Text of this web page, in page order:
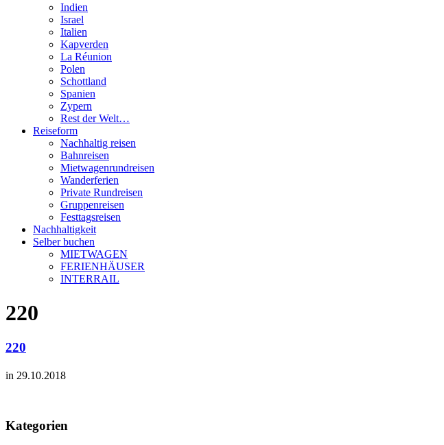
Indien
Israel
Italien
Kapverden
La Réunion
Polen
Schottland
Spanien
Zypern
Rest der Welt…
Reiseform
Nachhaltig reisen
Bahnreisen
Mietwagenrundreisen
Wanderferien
Private Rundreisen
Gruppenreisen
Festtagsreisen
Nachhaltigkeit
Selber buchen
MIETWAGEN
FERIENHÄUSER
INTERRAIL
220
220
in 29.10.2018
Kategorien